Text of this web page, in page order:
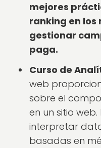
mejores
ranking en los
gestionar
paga.
Curso de
web
sobre el
en un sitio
interpretar
basadas en